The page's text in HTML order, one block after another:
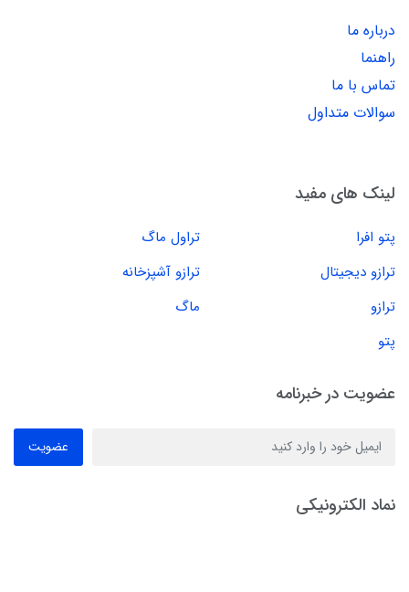
درباره ما
راهنما
تماس با ما
سوالات متداول
لینک های مفید
پتو افرا
تراول ماگ
ترازو دیجیتال
ترازو آشپزخانه
ترازو
ماگ
پتو
عضویت در خبرنامه
عضویت
نماد الکترونیکی